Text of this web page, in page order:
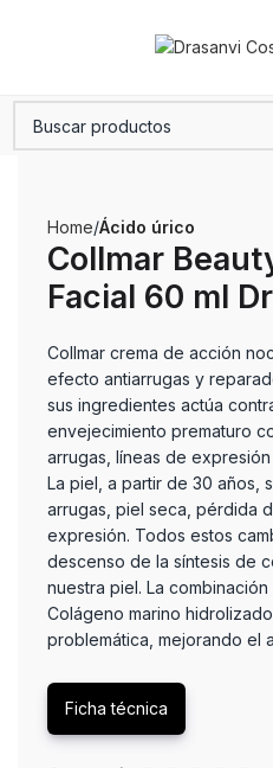
Home Ácido úrico
Collmar
Facial 60 ml
Collmar crema de acción
efecto antiarrugas y
sus ingredientes actúa
envejecimiento prematuro
arrugas, líneas de
La piel, a partir de 30 años,
arrugas, piel seca, pérdida
expresión. Todos estos
descenso de la síntesis de
nuestra piel. La
Colágeno marino
problemática, mejorando el
Ficha técnica